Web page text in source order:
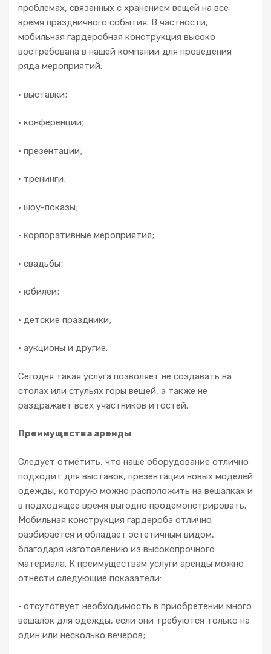
проблемах, связанных с хранением вещей на все
время праздничного события. В частности,
мобильная гардеробная конструкция высоко
востребована в нашей компании для проведения
ряда мероприятий:
• выставки;
• конференции;
• презентации;
• тренинги;
• шоу-показы;
• корпоративные мероприятия;
• свадьбы;
• юбилеи;
• детские праздники;
• аукционы и другие.
Сегодня такая услуга позволяет не создавать на
столах или стульях горы вещей, а также не
раздражает всех участников и гостей.
Преимущества аренды
Следует отметить, что наше оборудование отлично
подходит для выставок, презентации новых моделей
одежды, которую можно расположить на вешалках и
в подходящее время выгодно продемонстрировать.
Мобильная конструкция гардероба отлично
разбирается и обладает эстетичным видом,
благодаря изготовлению из высокопрочного
материала. К преимуществам услуги аренды можно
отнести следующие показатели:
• отсутствует необходимость в приобретении много
вешалок для одежды, если они требуются только на
один или несколько вечеров;